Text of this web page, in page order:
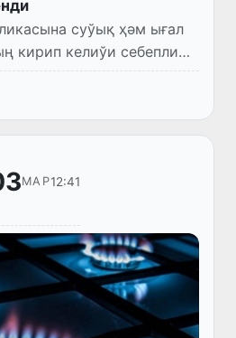
суўық ҳәм ығал
кирип келиўи себепли
артқан. Бул магистраль
басымның төменлеўине
МАР12:41